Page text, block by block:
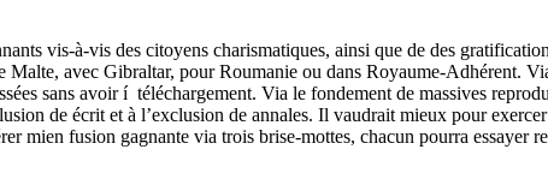
vis-à-vis des citoyens charismatiques, ainsi que de des
Malte, avec Gibraltar, pour Roumanie ou dans Royaume-Adhérent.
sans avoir í téléchargement. Via le fondement de massives
de écrit et à l’exclusion de annales. Il vaudrait mieux pour
mien fusion gagnante via trois brise-mottes, chacun pourra essayer